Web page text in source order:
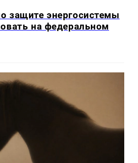
защите энергосистемы
на федеральном